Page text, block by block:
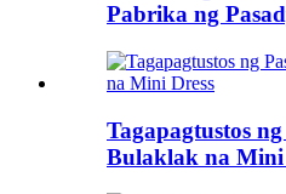
Pabrika ng
Tagapagtustos
Bulaklak na Mini